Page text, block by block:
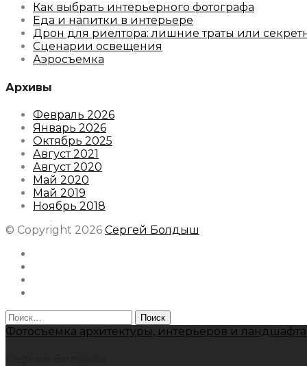
Как выбрать интерьерного фотографа
Еда и напитки в интерьере
Дрон для риелтора: лишние траты или
Сценарии освещения
Аэросъемка
Архивы
Февраль 2026
Январь 2026
Октябрь 2025
Август 2021
Август 2020
Май 2020
Май 2019
Ноябрь 2018
© Copyright 2026 Сергей Болдыш
Найти:
Фотосъемка архитектуры, интерьеров и